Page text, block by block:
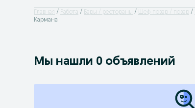
Главная Работа Бары / рестораны Шеф-повар / повар
Кармана
Мы нашли 0 объявлений